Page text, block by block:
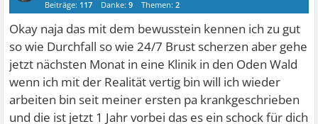
Beiträge: 117 Danke:9 Themen:2
Okay naja das mit dem bewusstein kennen ich zu gut
so wie Durchfall so wie 24/7 Brust scherzen aber gehe
jetzt nächsten Monat in eine Klinik in den Oden Wald
wenn ich mit der Realität vertig bin will ich wieder
arbeiten bin seit meiner ersten pa krankgeschrieben
und die ist jetzt 1 Jahr vorbei das es ein schock für dich